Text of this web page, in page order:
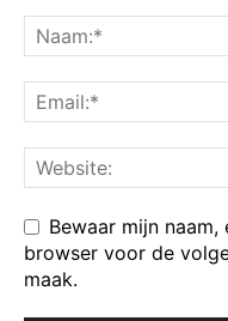
Bewaar mijn
browser voor de
maak.